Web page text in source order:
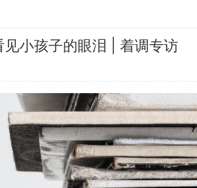
小孩子的眼泪 | 着调专访